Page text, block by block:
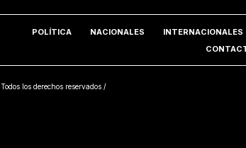
POLÍTICA NACIONALES INTERNACIONALES
Todos los derechos reservados /